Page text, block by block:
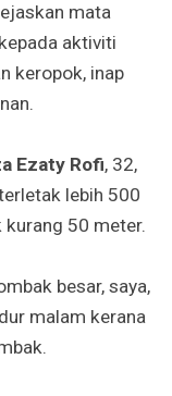
mata
aktiviti
keropok, inap
Ezaty Rofi, 32,
lebih 500
kurang 50 meter.
besar, saya,
malam kerana